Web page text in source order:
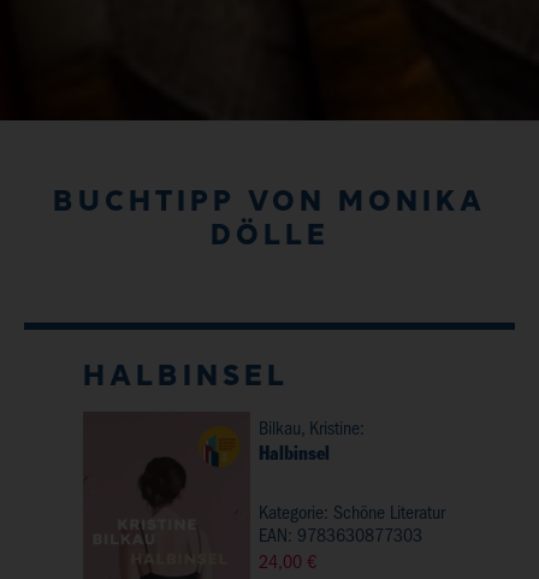
BUCHTIPP VON MONIKA
DÖLLE
HALBINSEL
Bilkau, Kristine:
Halbinsel
Kategorie: Schöne Literatur
EAN: 9783630877303
24,00 €